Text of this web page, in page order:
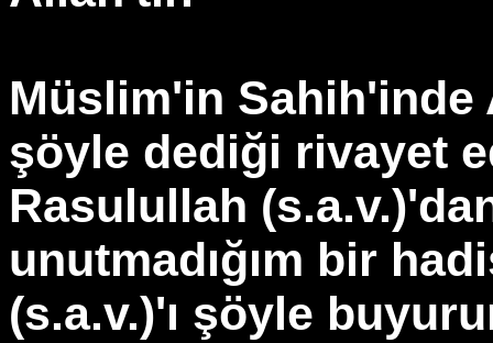
Müslim'in Sahih'inde
şöyle dediği rivayet
Rasulullah
unutmadığım bir
(s.a.v.)'ı şöyle